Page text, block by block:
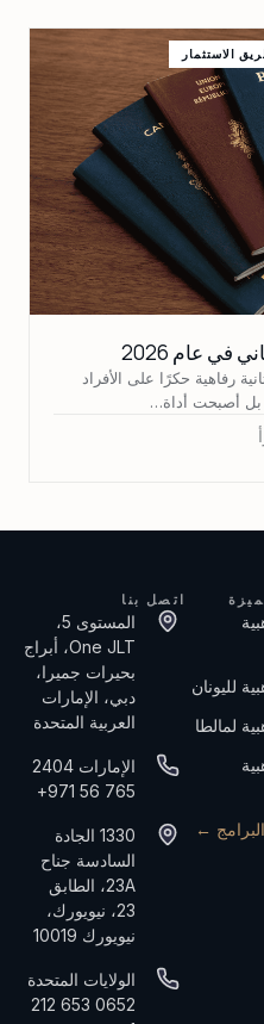
الاستثمار
في عام 2026
الثانية رفاهية حكرًا على الأفراد
بل أصبحت أداة…
لليونان
لمالطا
←
اتصل بنا
المستوى 5،
One JLT، أبراج
بحيرات جميرا،
دبي، الإمارات
العربية المتحدة
الإمارات 2404
765 56 971+
1330 الجادة
السادسة جناح
23A، الطابق
23، نيويورك،
نيويورك 10019
الولايات المتحدة
0652 653 212